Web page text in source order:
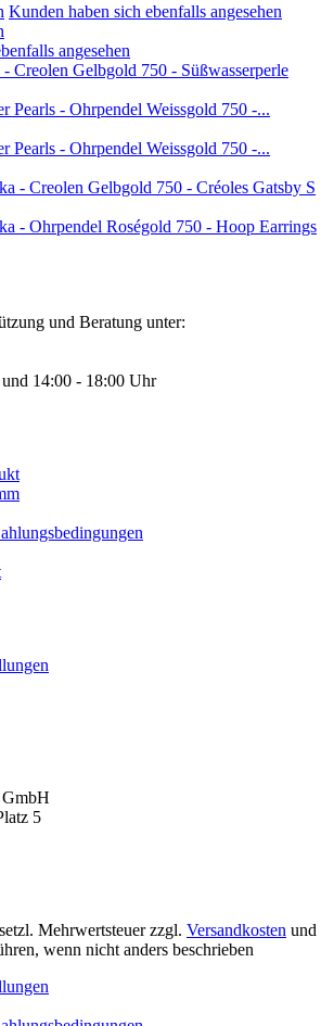
Kunden haben sich ebenfalls angesehen
angesehen
- Creolen Gelbgold 750 - Süßwasserperle
Pearls - Ohrpendel Weissgold 750 -...
Pearls - Ohrpendel Weissgold 750 -...
- Creolen Gelbgold 750 - Créoles Gatsby S
- Ohrpendel Roségold 750 - Hoop Earrings
und Beratung unter:
14:00 - 18:00 Uhr
5
Mehrwertsteuer zzgl. Versandkosten und
wenn nicht anders beschrieben